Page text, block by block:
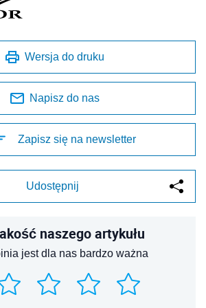
Wersja do druku
Napisz do nas
Zapisz się na newsletter
Udostępnij
naszego artykułu
jest dla nas bardzo ważna